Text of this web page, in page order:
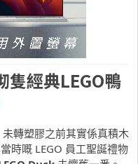
隻經典LEGO鴨
轉塑膠之前其實係真積木
時嘅 LEGO 員工聖誕禮物